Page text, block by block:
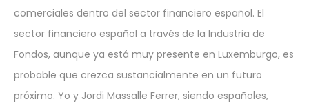
comerciales dentro del sector financiero español. El
sector financiero español a través de la Industria de
Fondos, aunque ya está muy presente en Luxemburgo, es
probable que crezca sustancialmente en un futuro
próximo. Yo y Jordi Massalle Ferrer, siendo españoles,